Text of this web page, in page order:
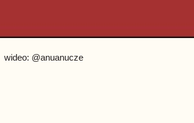
wideo: @anuanucze